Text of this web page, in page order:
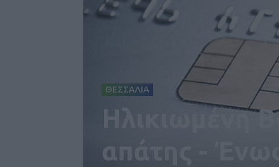
ΘΕΣΣΑΛΙΑ
Ηλικιωμένη
απάτης -